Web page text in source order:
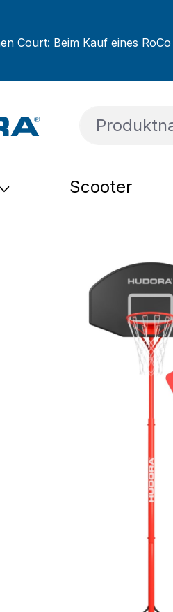
Court: Beim Kauf eines
Scooter